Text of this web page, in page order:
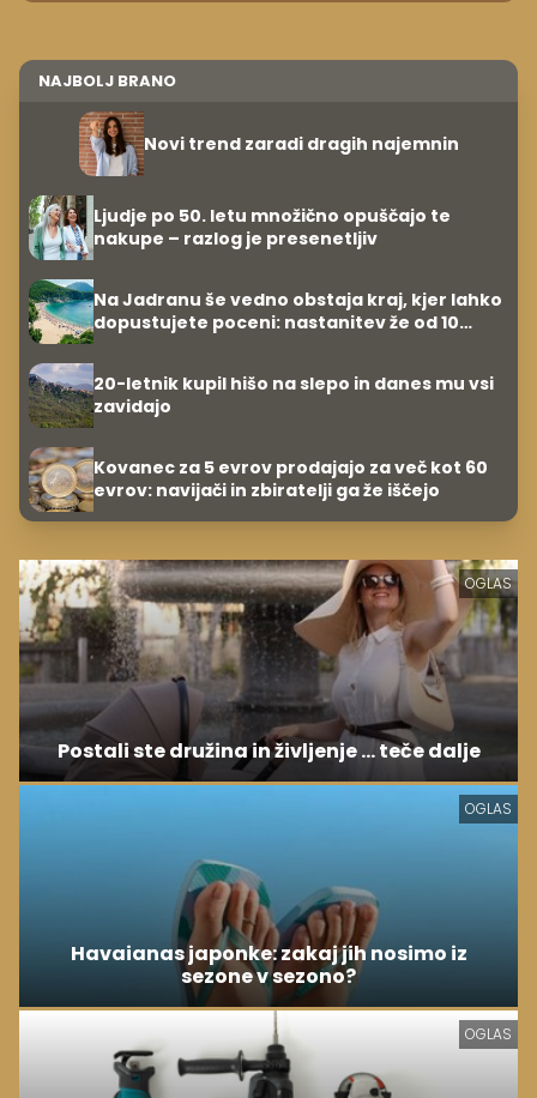
NAJBOLJ BRANO
Novi trend zaradi dragih najemnin
Ljudje po 50. letu množično opuščajo te
nakupe – razlog je presenetljiv
Na Jadranu še vedno obstaja kraj, kjer lahko
dopustujete poceni: nastanitev že od 10
20-letnik kupil hišo na slepo in danes mu vsi
zavidajo
Kovanec za 5 evrov prodajajo za več kot 60
evrov: navijači in zbiratelji ga že iščejo
OGLAS
Postali ste družina in življenje ... teče dalje
OGLAS
Havaianas japonke: zakaj jih nosimo iz
sezone v sezono?
OGLAS